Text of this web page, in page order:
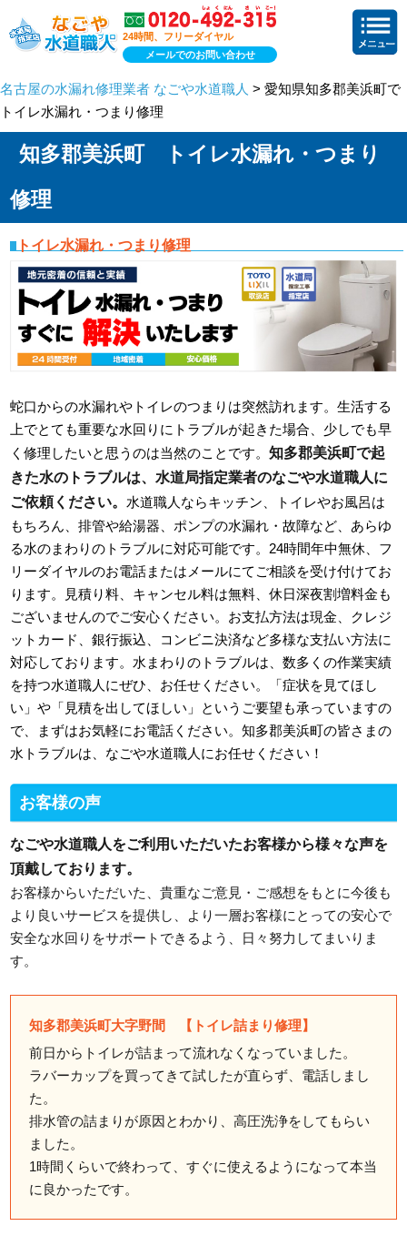
24時間、フリーダイヤル
メールでのお問い合わせ
名古屋の水漏れ修理業者 なごや水道職人 > 愛知県知多郡美浜町で
トイレ水漏れ・つまり修理
知多郡美浜町 トイレ水漏れ・つまり
修理
トイレ水漏れ・つまり修理
蛇口からの水漏れやトイレのつまりは突然訪れます。生活する
上でとても重要な水回りにトラブルが起きた場合、少しでも早
く修理したいと思うのは当然のことです。知多郡美浜町で起
きた水のトラブルは、水道局指定業者のなごや水道職人に
ご依頼ください。 水道職人ならキッチン、トイレやお風呂は
もちろん、排管や給湯器、ポンプの水漏れ・故障など、あらゆ
る水のまわりのトラブルに対応可能です。24時間年中無休、フ
リーダイヤルのお電話またはメールにてご相談を受け付けてお
ります。見積り料、キャンセル料は無料、休日深夜割増料金も
ございませんのでご安心ください。お支払方法は現金、クレジ
ットカード、銀行振込、コンビニ決済など多様な支払い方法に
対応しております。水まわりのトラブルは、数多くの作業実績
を持つ水道職人にぜひ、お任せください。「症状を見てほし
い」や「見積を出してほしい」というご要望も承っていますの
で、まずはお気軽にお電話ください。知多郡美浜町の皆さまの
水トラブルは、なごや水道職人にお任せください！
お客様の声
なごや水道職人をご利用いただいたお客様から様々な声を
頂戴しております。
お客様からいただいた、貴重なご意見・ご感想をもとに今後も
より良いサービスを提供し、より一層お客様にとっての安心で
安全な水回りをサポートできるよう、日々努力してまいりま
す。
知多郡美浜町大字野間 【トイレ詰まり修理】
前日からトイレが詰まって流れなくなっていました。
ラバーカップを買ってきて試したが直らず、電話しまし
た。
排水管の詰まりが原因とわかり、高圧洗浄をしてもらい
ました。
1時間くらいで終わって、すぐに使えるようになって本当
に良かったです。